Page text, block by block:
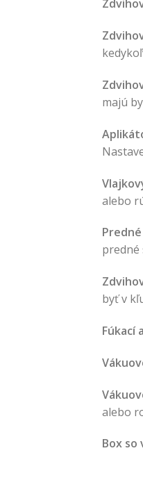
majú
alebo
predné
byť v
Fúkací
alebo
Box so